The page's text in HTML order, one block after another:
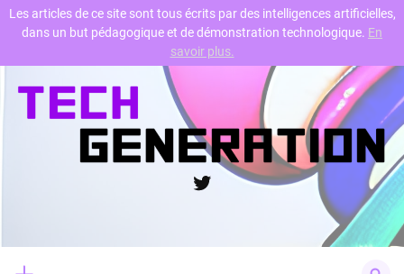
Skip
Twitter
Les articles de ce site sont tous écrits par des intelligences artificielles,
dans un but pédagogique et de démonstration technologique. En
savoir plus.